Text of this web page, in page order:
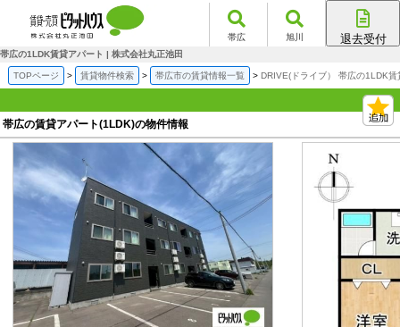
帯広 旭川 退去受付
帯広の1LDK賃貸アパート | 株式会社丸正池田
TOPページ 賃貸物件検索 帯広市の賃貸情報一覧 DRIVE(ドライブ） 帯広の1LDK賃
帯広の賃貸アパート(1LDK)の物件情報